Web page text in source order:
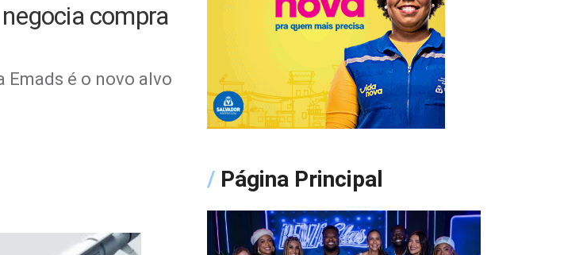
compra
Emads é o novo alvo
/ Página Principal